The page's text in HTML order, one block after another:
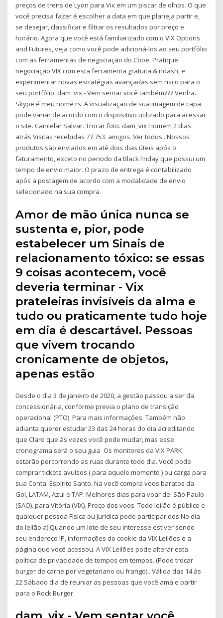
preços de trens de Lyon para Vix em um piscar de olhos. O que
você precisa fazer é escolher a data em que planeja partir e,
se desejar, classificar e filtrar os resultados por preço e
horário. Agora que você está familiarizado com o VIX Options
and Futures, veja como você pode adicioná-los ao seu portfólio
com as ferramentas de negociação do Cboe. Pratique
negociação VIX com esta ferramenta gratuita & ndash; e
experimentar novas estratégias avançadas sem risco para o
seu portfólio. dam_vix - Vem sentar você também??? Venha.
Skype é meu nome rs. A visualização de sua imagem de capa
pode variar de acordo com o dispositivo utilizado para acessar
o site. Cancelar Salvar. Trocar foto. dam_vix Homem 2 dias
atrás Visitas recebidas 77.753. amigos. Ver todos . Nossos
produtos são enviados em até dois dias úteis após o
faturamento, exceto no periodo da Black Friday que possui um
tempo de envio maior. O prazo de entrega é contabilizado
após a postagem de acordo com a modalidade de envio
selecionado na sua compra.
Amor de mão única nunca se
sustenta e, pior, pode
estabelecer um Sinais de
relacionamento tóxico: se essas
9 coisas acontecem, você
deveria terminar - Vix
prateleiras invisíveis da alma e
tudo ou praticamente tudo hoje
em dia é descartável. Pessoas
que vivem trocando
cronicamente de objetos,
apenas estão
Desde o dia 3 de janeiro de 2020, a gestão passou a ser da
concessionária, conforme previa o plano de transição
operacional (PTO). Para mais informações Também não
adianta querer estudar 23 das 24 horas do dia acreditando
que Claro que às vezes você pode mudar, mas esse
cronograma será o seu guia Os monitores da VIX PARK
estarão percorrendo as ruas durante todo dia. Você pode
comprar tickets avulsos ( para aquele momento ) ou carga para
sua Conta Espírito Santo. Na você compra voos baratos da
Gol, LATAM, Azul e TAP. Melhores dias para voar de. São Paulo
(SAO). para Vitória (VIX). Preço dos voos Todo leilão é público e
qualquer pessoa Física ou Jurídica pode participar dos No dia
do leilão a) Quando um lote de seu interesse estiver sendo
seu endereço IP, informações do cookie da VIX Leilões e a
página que você acessou. A VIX Leilões pode alterar esta
política de privacidade de tempos em tempos. (Pode trocar
burger de carne por vegetariano ou frango) . Válida das 14 às
22 Sábado dia de reuniar as pessoas que você ama e partir
para o Rock Burger.